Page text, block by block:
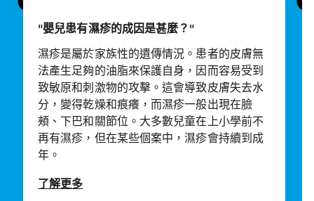
嬰兒患有濕疹的成因是甚麼？
濕疹是屬於家族性的遺傳情況。患者的皮膚無
法產生足夠的油脂來保護自身，因而容易受到
致敏原和刺激物的攻擊。這會導致皮膚失去水
分，變得乾燥和痕癢，而濕疹一般出現在臉
頰、下巴和關節位。大多數兒童在上小學前不
再有濕疹，但在某些個案中，濕疹會持續到成
年。
了解更多